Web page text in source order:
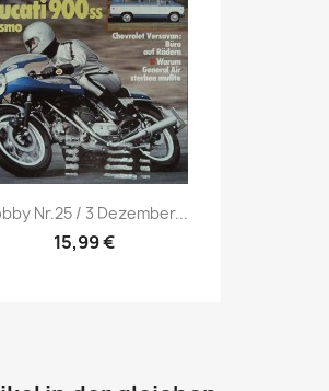
Vorschau
Nr.25 / 3 Dezember...
15,99 €